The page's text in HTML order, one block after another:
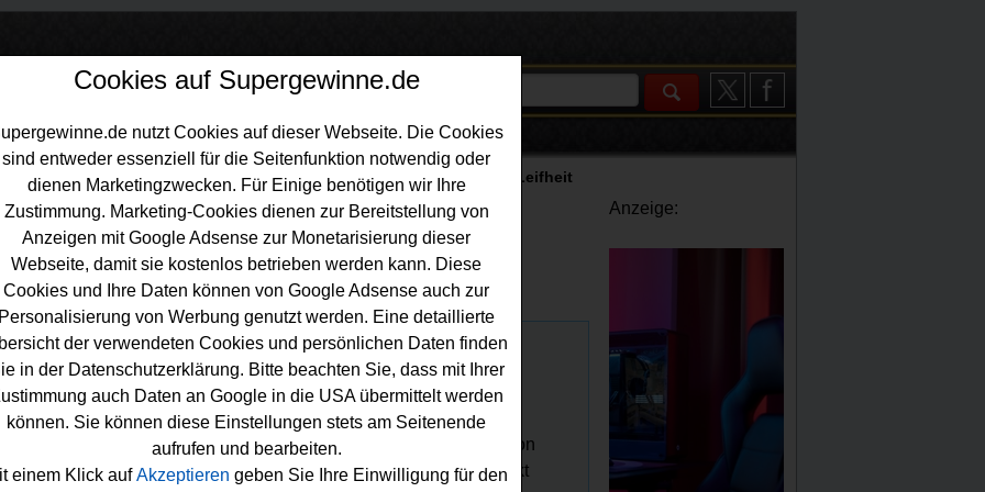
Gewinnspiele Sonstige Gewinnspiele
Donna Gewinnspiel - Leifheit
Produktset gewinnen
Gewinnspiel - Leifheit Frühjahrsputz
gewinnen
kostenlosen Donna Gewinnspiel werden Sie bereit für den
Donna verlost gleich fünf hochwertige Frühjahrsputz-Sets von
Mit dem tollen Reinigungs-Set wird der Frühjahrsputz sicher perfekt
Anzeige:
Cookies auf Supergewinne.de
nutzt Cookies auf dieser Webseite. Die Cookies
sind entweder essenziell für die Seitenfunktion notwendig oder
dienen Marketingzwecken. Für Einige benötigen wir Ihre
Zustimmung. Marketing-Cookies dienen zur Bereitstellung von
Anzeigen mit Google Adsense zur Monetarisierung dieser
Webseite, damit sie kostenlos betrieben werden kann. Diese
Cookies und Ihre Daten können von Google Adsense auch zur
Personalisierung von Werbung genutzt werden. Eine detaillierte
der verwendeten Cookies und persönlichen Daten finden
in der Datenschutzerklärung. Bitte beachten Sie, dass mit Ihrer
auch Daten an Google in die USA übermittelt werden
können. Sie können diese Einstellungen stets am Seitenende
aufrufen und bearbeiten.
einem Klick aufAkzeptieren geben Sie Ihre Einwilligung für den